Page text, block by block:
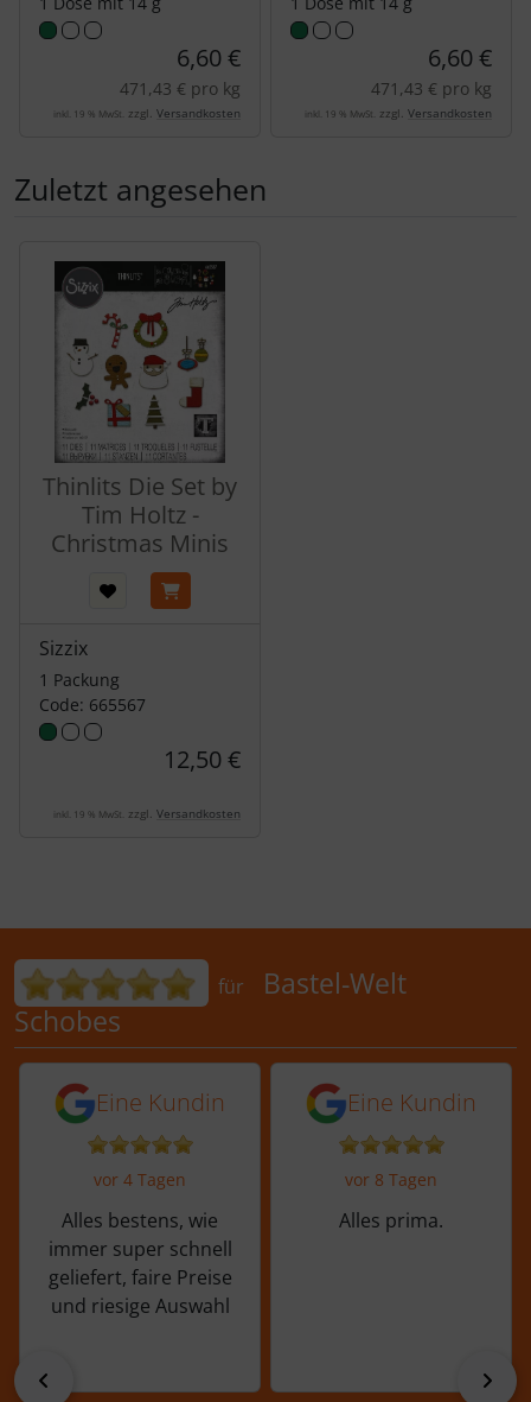
6,60 €
471,43 € pro kg
inkl. 19 % MwSt. zzgl. Versandkosten
6,60 €
471,43 € pro kg
inkl. 19 % MwSt. zzgl. Versandkosten
Zuletzt angesehen
Thinlits Die Set by
Tim Holtz -
Christmas Minis
Sizzix
1 Packung
Code: 665567
12,50 €
inkl. 19 % MwSt. zzgl. Versandkosten
Bewertungen für Bastel-Welt
für
Bastel-Welt
Schobes
5 von 5 Sternen von einer Kundin vor
Eine Kundin
vor 4 Tagen
Alles bestens, wie
immer super schnell
geliefert, faire Preise
und riesige Auswahl
5 von 5 Sternen
Eine Kundin
vor 8 Tagen
Alles prima.
vor